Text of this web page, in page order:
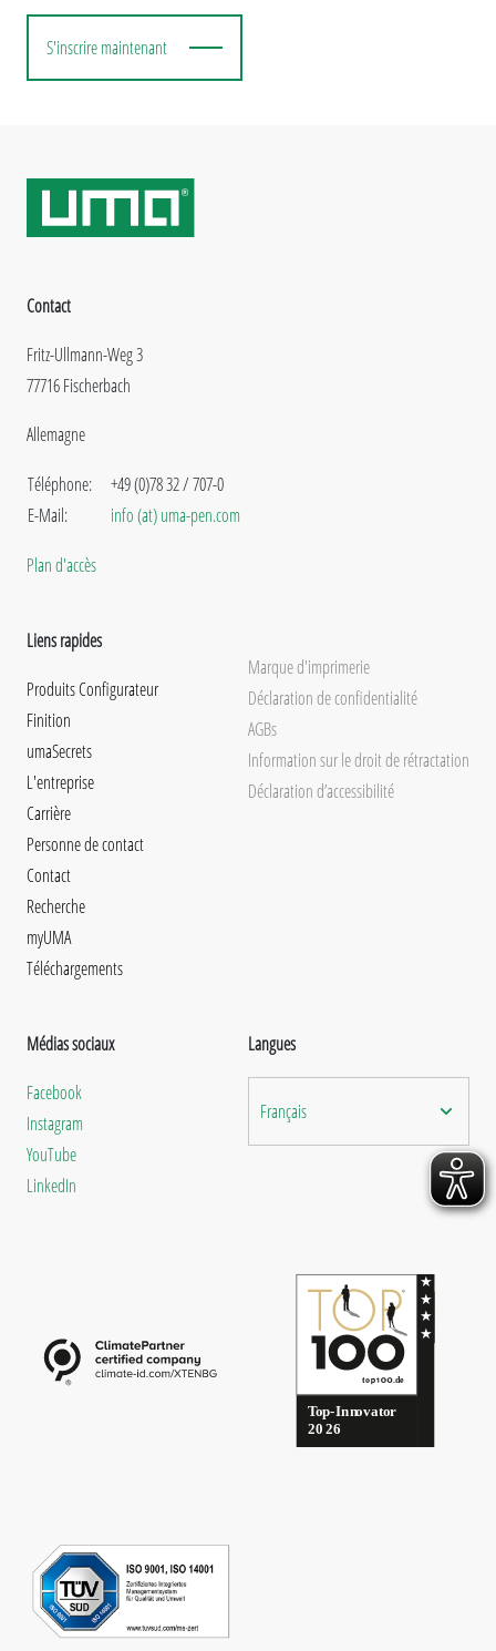
S'inscrire maintenant
Contact
Fritz-Ullmann-Weg 3
77716 Fischerbach
Allemagne
Téléphone:
E-Mail:
+49 (0)78 32 / 707-0
info (at) uma-pen.com
Plan d'accès
Liens rapides
Produits Configurateur
Finition
umaSecrets
L'entreprise
Carrière
Personne de contact
Contact
Recherche
myUMA
Téléchargements
Marque d'imprimerie
Déclaration de confidentialité
AGBs
Information sur le droit de rétractation
Déclaration d’accessibilité
Médias sociaux
Facebook
Instagram
YouTube
LinkedIn
Langues
Français